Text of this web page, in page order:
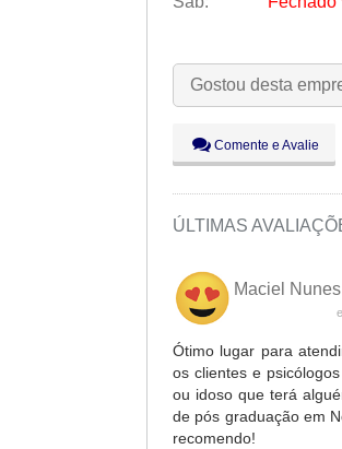
Ter:
09:00 -
Qua:
09:00 -
Sex:
09:00 - 18:00
Sáb:
Fechado
Dom:
Fechado
Gostou desta
Comente e Avalie
ÚLTIMAS
Maciel Nunes
Ótimo lugar para
os clientes e
ou idoso que terá
de pós graduação em
recomendo!